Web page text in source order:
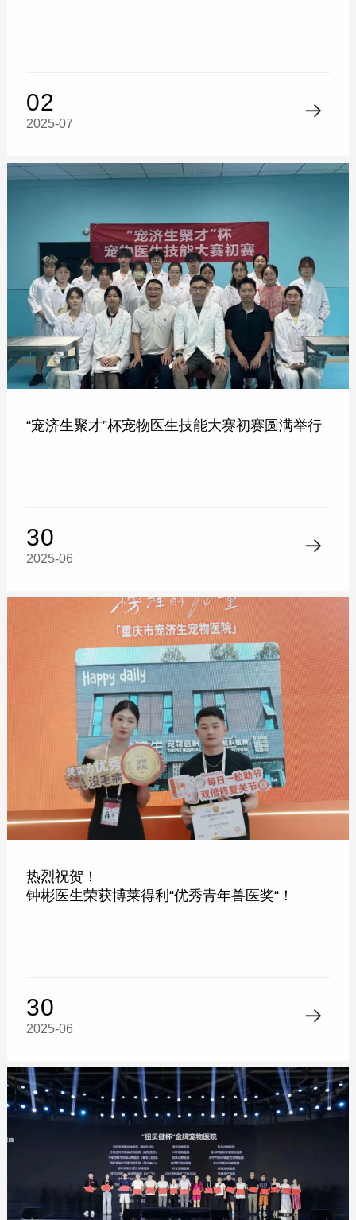
02
2025-07
“宠济生聚才”杯宠物医生技能大赛初赛圆满举行
30
2025-06
热烈祝贺！
钟彬医生荣获博莱得利“优秀青年兽医奖“！
30
2025-06